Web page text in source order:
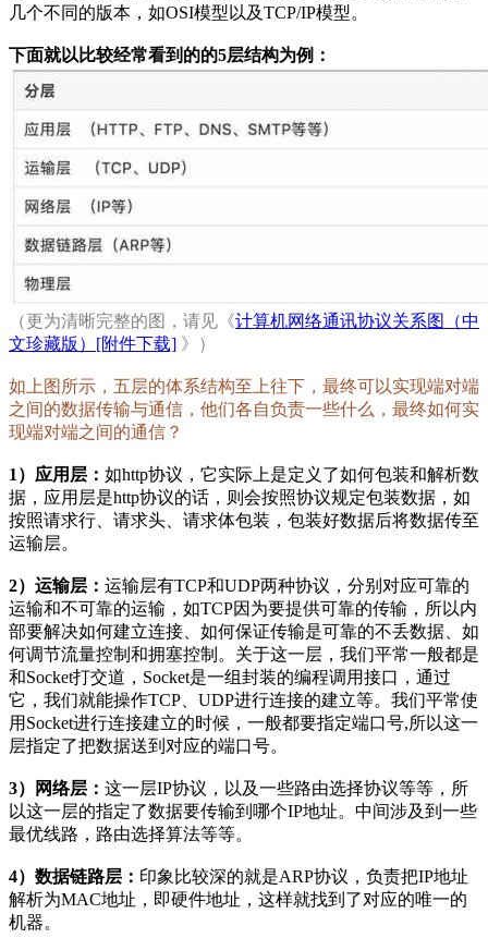
几个不同的版本，如OSI模型以及TCP/IP模型。
下面就以比较经常看到的的5层结构为例：
（更为清晰完整的图，请见《计算机网络通讯协议关系图（中
文珍藏版）[附件下载] 》）
如上图所示，五层的体系结构至上往下，最终可以实现端对端
之间的数据传输与通信，他们各自负责一些什么，最终如何实
现端对端之间的通信？
1）应用层： 如http协议，它实际上是定义了如何包装和解析数
据，应用层是http协议的话，则会按照协议规定包装数据，如
按照请求行、请求头、请求体包装，包装好数据后将数据传至
运输层。
2）运输层： 运输层有TCP和UDP两种协议，分别对应可靠的
运输和不可靠的运输，如TCP因为要提供可靠的传输，所以内
部要解决如何建立连接、如何保证传输是可靠的不丢数据、如
何调节流量控制和拥塞控制。关于这一层，我们平常一般都是
和Socket打交道，Socket是一组封装的编程调用接口，通过
它，我们就能操作TCP、UDP进行连接的建立等。我们平常使
用Socket进行连接建立的时候，一般都要指定端口号,所以这一
层指定了把数据送到对应的端口号。
3）网络层： 这一层IP协议，以及一些路由选择协议等等，所
以这一层的指定了数据要传输到哪个IP地址。中间涉及到一些
最优线路，路由选择算法等等。
4）数据链路层： 印象比较深的就是ARP协议，负责把IP地址
解析为MAC地址，即硬件地址，这样就找到了对应的唯一的
机器。